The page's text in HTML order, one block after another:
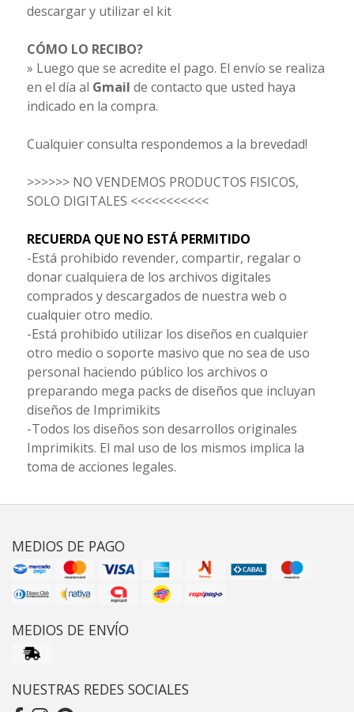
descargar y utilizar el kit
CÓMO LO RECIBO?
» Luego que se acredite el pago. El envío se realiza
en el día al Gmail de contacto que usted haya
indicado en la compra.
Cualquier consulta respondemos a la brevedad!
>>>>>> NO VENDEMOS PRODUCTOS FISICOS,
SOLO DIGITALES <<<<<<<<<<<
RECUERDA QUE NO ESTÁ PERMITIDO
-Está prohibido revender, compartir, regalar o
donar cualquiera de los archivos digitales
comprados y descargados de nuestra web o
cualquier otro medio.
-Está prohibido utilizar los diseños en cualquier
otro medio o soporte masivo que no sea de uso
personal haciendo público los archivos o
preparando mega packs de diseños que incluyan
diseños de Imprimikits
-Todos los diseños son desarrollos originales
Imprimikits. El mal uso de los mismos implica la
toma de acciones legales.
MEDIOS DE PAGO
MEDIOS DE ENVÍO
NUESTRAS REDES SOCIALES